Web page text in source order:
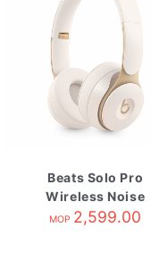
Beats Solo Pro
Wireless Noise
Cancelling
MOP 2,599.00